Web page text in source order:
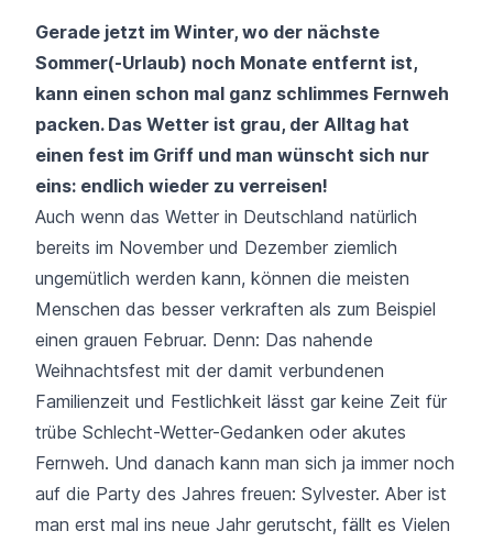
Gerade jetzt im Winter, wo der nächste
Sommer(-Urlaub) noch Monate entfernt ist,
kann einen schon mal ganz schlimmes Fernweh
packen. Das Wetter ist grau, der Alltag hat
einen fest im Griff und man wünscht sich nur
eins: endlich wieder zu verreisen!
Auch wenn das Wetter in Deutschland natürlich
bereits im November und Dezember ziemlich
ungemütlich werden kann, können die meisten
Menschen das besser verkraften als zum Beispiel
einen grauen Februar. Denn: Das nahende
Weihnachtsfest mit der damit verbundenen
Familienzeit und Festlichkeit lässt gar keine Zeit für
trübe Schlecht-Wetter-Gedanken oder akutes
Fernweh. Und danach kann man sich ja immer noch
auf die Party des Jahres freuen: Sylvester. Aber ist
man erst mal ins neue Jahr gerutscht, fällt es Vielen